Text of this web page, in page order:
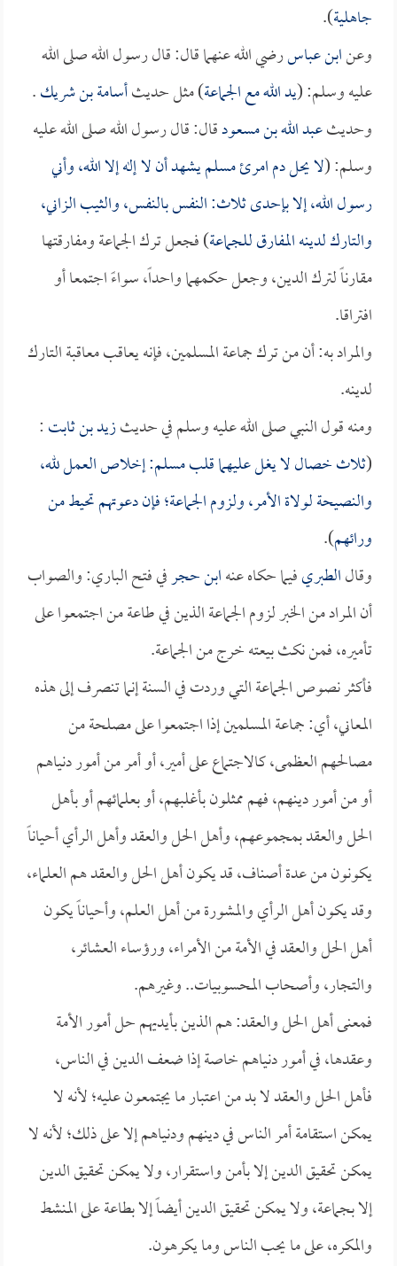
جاهلية).
وعنابن عباسرضي الله عنهما قال: قال رسول الله صلى الله
عليه وسلم: (يد الله مع الجماعة) مثل حديثأسامة بن شريك.
وحديثعبد الله بن مسعودقال: قال رسول الله صلى الله عليه
وسلم: (لا يحل دم امرئ مسلم يشهد أن لا إله إلا الله، وأني
رسول الله، إلا بإحدى ثلاث: النفس بالنفس، والثيب الزاني،
والتارك لدينه المفارق للجماعة) فجعل ترك الجماعة ومفارقتها
مقارناً لترك الدين، وجعل حكمهما واحداً، سواءً اجتمعا أو
افتراقا.
والمراد به: أن من ترك جماعة المسلمين، فإنه يعاقب معاقبة التارك
لدينه.
ومنه قول النبي صلى الله عليه وسلم في حديثزيد بن ثابت:
(ثلاث خصال لا يغل عليهما قلب مسلم: إخلاص العمل لله،
والنصيحة لولاة الأمر، ولزوم الجماعة؛ فإن دعوتهم تحيط من
ورائهم).
وقالالطبريفيما حكاه عنهابن حجرفي فتح الباري: والصواب
أن المراد من الخبر لزوم الجماعة الذين في طاعة من اجتمعوا على
تأميره، فمن نكث بيعته خرج من الجماعة.
فأكثر نصوص الجماعة التي وردت في السنة إنما تنصرف إلى هذه
المعاني، أي: جماعة المسلمين إذا اجتمعوا على مصلحة من
مصالحهم العظمى، كالاجتماع على أمير، أو أمر من أمور دنياهم
أو من أمور دينهم، فهم ممثلون بأغلبهم، أو بعلمائهم أو بأهل
الحل والعقد بمجموعهم، وأهل الحل والعقد وأهل الرأي أحياناً
يكونون من عدة أصناف، قد يكون أهل الحل والعقد هم العلماء،
وقد يكون أهل الرأي والمشورة من أهل العلم، وأحياناً يكون
أهل الحل والعقد في الأمة من الأمراء، ورؤساء العشائر،
والتجار، وأصحاب المحسوبيات.. وغيرهم.
فمعنى أهل الحل والعقد: هم الذين بأيديهم حل أمور الأمة
وعقدها، في أمور دنياهم خاصة إذا ضعف الدين في الناس،
فأهل الحل والعقد لا بد من اعتبار ما يجتمعون عليه؛ لأنه لا
يمكن استقامة أمر الناس في دينهم ودنياهم إلا على ذلك؛ لأنه لا
يمكن تحقيق الدين إلا بأمن واستقرار، ولا يمكن تحقيق الدين
إلا بجماعة، ولا يمكن تحقيق الدين أيضاً إلا بطاعة على المنشط
والمكره، على ما يحب الناس وما يكرهون.